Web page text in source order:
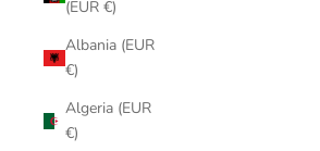
(EUR €)
Albania (EUR
€)
Algeria (EUR
€)